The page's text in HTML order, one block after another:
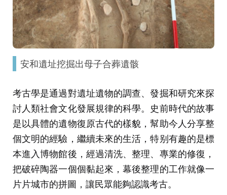
安和遺址挖掘出母子合葬遺骸
考古學是通過對遺址遺物的調查、發掘和研究來探
討人類社會文化發展規律的科學。史前時代的故事
是以具體的遺物復原古代的樣貌，幫助今人分享整
個文明的經驗，繼續未來的生活，特别有趣的是標
本進入博物館後，經過清洗、整理、專業的修復，
把破碎陶器一個個黏起來，幕後整理的工作就像一
片片城市的拼圖，讓民眾能夠認識考古。